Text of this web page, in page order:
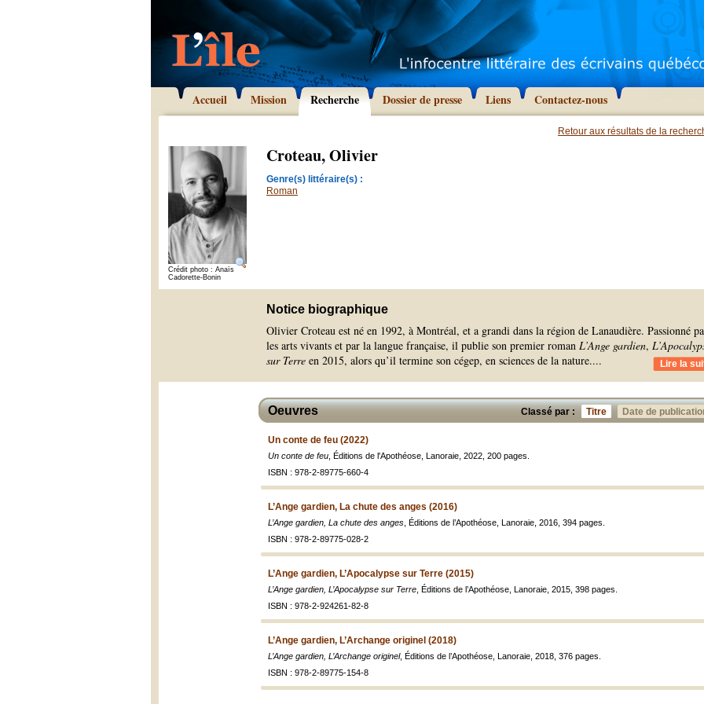
Accueil Mission Recherche Dossier de presse Liens Contactez-nous
Retour aux résultats de la
Crédit photo : Anaïs
Cadorette-Bonin
Croteau, Olivier
Genre(s) littéraire(s) :
Roman
Notice biographique
Olivier Croteau est né en 1992, à Montréal, et a grandi dans la région de Lanaudière. Passionné
les arts vivants et par la langue française, il publie son premier roman L’Ange gardien,
sur Terre en 2015, alors qu’il termine son cégep, en sciences de la nature.... Lire la
Classé par : Titre Date de
Oeuvres
Un conte de feu (2022)
Un conte de feu , Éditions de l'Apothéose, Lanoraie, 2022, 200 pages.
ISBN : 978-2-89775-660-4
L’Ange gardien, La chute des anges (2016)
L’Ange gardien, La chute des anges , Éditions de l’Apothéose, Lanoraie, 2016, 394 pages.
ISBN : 978-2-89775-028-2
L’Ange gardien, L’Apocalypse sur Terre (2015)
L’Ange gardien, L’Apocalypse sur Terre , Éditions de l’Apothéose, Lanoraie, 2015, 398 pages.
ISBN : 978-2-924261-82-8
L’Ange gardien, L’Archange originel (2018)
L’Ange gardien, L’Archange originel, Éditions de l’Apothéose, Lanoraie, 2018, 376 pages.
ISBN : 978-2-89775-154-8